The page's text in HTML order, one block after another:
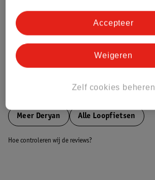
Bestel & Bezorginformatie
Meer Deryan Alle Loopfietsen
Hoe controleren wij de reviews?
Zelf cookies beheren
Weigeren
Accepteer